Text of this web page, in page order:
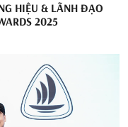
HIỆU & LÃNH ĐẠO
2025